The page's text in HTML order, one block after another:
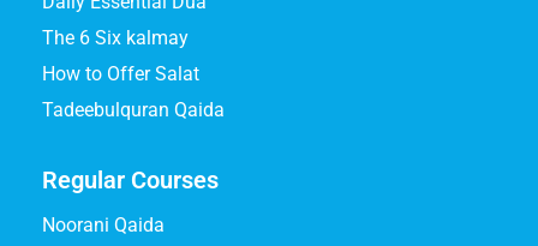
The 6 Six kalmay
How to Offer Salat
Tadeebulquran Qaida
Regular Courses
Noorani Qaida